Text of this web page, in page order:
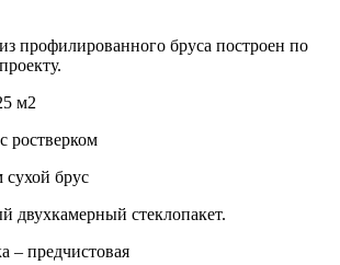
профилированного бруса построен по
м2
ростверком
брус
двухкамерный стеклопакет.
– предчистовая